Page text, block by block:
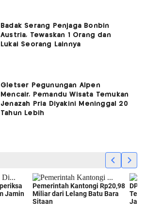
Badak Serang Penjaga Bonbin
Austria, Tewaskan 1 Orang dan
Lukai Seorang Lainnya
Gletser Pegunungan Alpen
Mencair, Pemandu Wisata Temukan
Jenazah Pria Diyakini Meninggal 20
Tahun Lebih